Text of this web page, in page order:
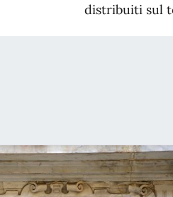
distribuiti sul